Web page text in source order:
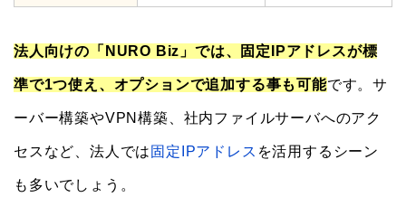
法人向けの「NURO Biz」では、固定IPアドレスが標
準で1つ使え、オプションで追加する事も可能です。サ
ーバー構築やVPN構築、社内ファイルサーバへのアク
セスなど、法人では 固定IPアドレス を活用するシーン
も多いでしょう。